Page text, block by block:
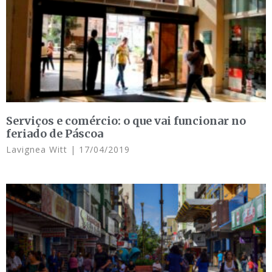
Serviços e comércio: o que vai funcionar no
feriado de Páscoa
Lavignea Witt 17/04/2019